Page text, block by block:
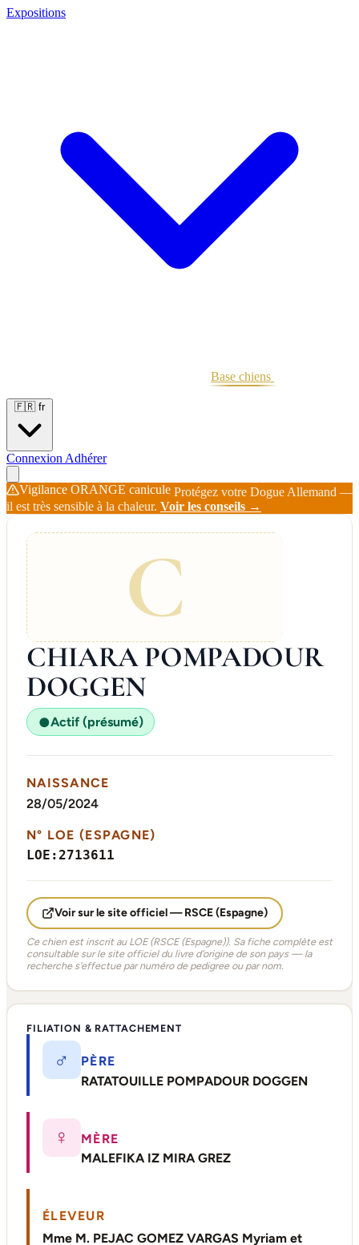
Expositions
Base chiens
🇫🇷 fr
Connexion Adhérer
Vigilance ORANGE canicule Protégez votre Dogue Allemand —
il est très sensible à la chaleur. Voir les conseils →
C
CHIARA POMPADOUR
DOGGEN
●Actif (présumé)
NAISSANCE
28/05/2024
N° LOE (ESPAGNE)
LOE:2713611
Voir sur le site officiel — RSCE (Espagne)
Ce chien est inscrit au LOE (RSCE (Espagne)). Sa fiche complète est
consultable sur le site officiel du livre d'origine de son pays — la
recherche s'effectue par numéro de pedigree ou par nom.
FILIATION & RATTACHEMENT
♂
PÈRE
RATATOUILLE POMPADOUR DOGGEN
♀
MÈRE
MALEFIKA IZ MIRA GREZ
ÉLEVEUR
Mme M. PEJAC GOMEZ VARGAS Myriam et